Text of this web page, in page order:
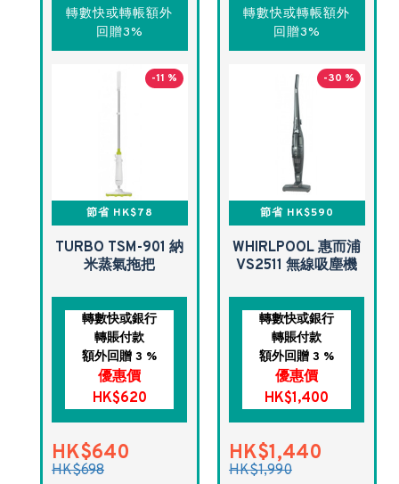
轉數快或轉帳額外
回贈3%
-11 %
節省 HK$78
TURBO TSM-901 納
米蒸氣拖把
轉數快或銀行
轉賬付款
額外回贈 3 %
優惠價
HK$620
HK$640
HK$698
轉數快或轉帳額外
回贈3%
-30 %
節省 HK$590
WHIRLPOOL 惠而浦
VS2511 無線吸塵機
轉數快或銀行
轉賬付款
額外回贈 3 %
優惠價
HK$1,400
HK$1,440
HK$1,990